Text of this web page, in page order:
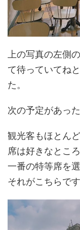
上の写真の左側
て待っていてね
た。
次の予定があっ
観光客もほとん
席は好きなとこ
一番の特等席を選
それがこちらです